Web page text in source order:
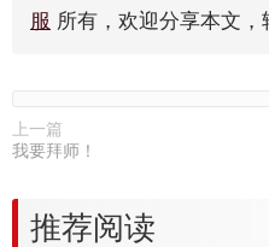
服 所有，欢迎分享本文，
上一篇
我要拜师！
推荐阅读